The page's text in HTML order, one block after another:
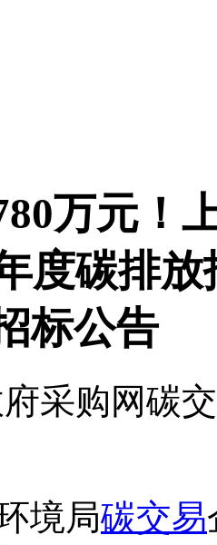
万元！
度碳排
标公告
采购网碳
境局碳交易